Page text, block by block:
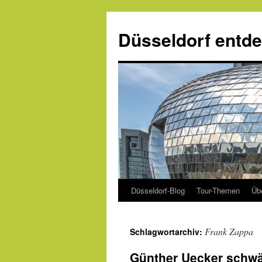
springen
Düsseldorf
Düsseldorf-Blog Tour-Themen
Schlagwortarchiv: Frank Zappa
Günther Uecker